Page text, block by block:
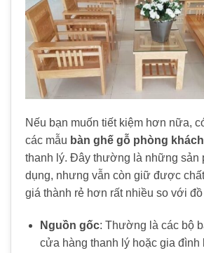
Nếu bạn muốn tiết kiệm hơn nữa,
các mẫu bàn ghế gỗ phòng
thanh lý. Đây thường là những sản
dụng, nhưng vẫn còn giữ được
giá thành rẻ hơn rất nhiều so với
Nguồn gốc: Thường là các bộ
cửa hàng thanh lý hoặc gia đình